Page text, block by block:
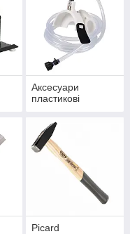
Аксесуари
пластикові
Picard